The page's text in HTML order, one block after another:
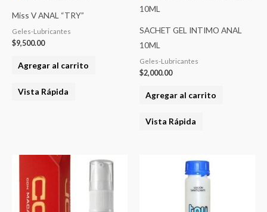
Miss V ANAL “TRY”
Geles-Lubricantes
$9,500.00
Agregar al carrito
Vista Rápida
SACHET GEL INTIMO ANAL
10ML
Geles-Lubricantes
$2,000.00
Agregar al carrito
Vista Rápida